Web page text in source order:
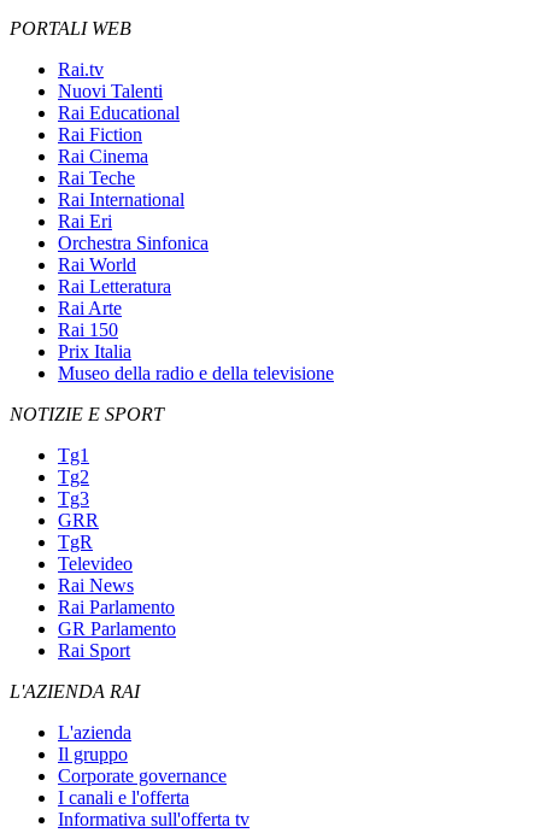
PORTALI WEB
Rai.tv
Nuovi Talenti
Rai Educational
Rai Fiction
Rai Cinema
Rai Teche
Rai International
Rai Eri
Orchestra Sinfonica
Rai World
Rai Letteratura
Rai Arte
Rai 150
Prix Italia
Museo della radio e della televisione
NOTIZIE E SPORT
Tg1
Tg2
Tg3
GRR
TgR
Televideo
Rai News
Rai Parlamento
GR Parlamento
Rai Sport
L'AZIENDA RAI
L'azienda
Il gruppo
Corporate governance
I canali e l'offerta
Informativa sull'offerta tv